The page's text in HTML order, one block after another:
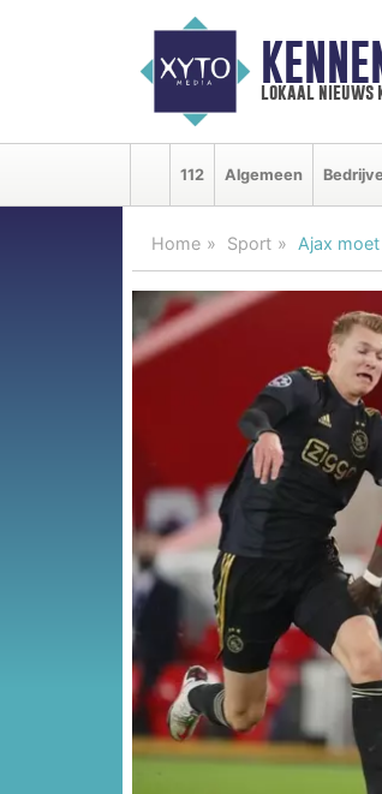
lokaal nieuws
112 Algemeen
Home Sport Ajax